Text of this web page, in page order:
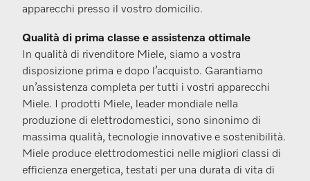
apparecchi presso il vostro domicilio.
Qualità di prima classe e assistenza ottimale
In qualità di rivenditore Miele, siamo a vostra
disposizione prima e dopo l’acquisto. Garantiamo
un’assistenza completa per tutti i vostri apparecchi
Miele. I prodotti Miele, leader mondiale nella
produzione di elettrodomestici, sono sinonimo di
massima qualità, tecnologie innovative e sostenibilità.
Miele produce elettrodomestici nelle migliori classi di
efficienza energetica, testati per una durata di vita di